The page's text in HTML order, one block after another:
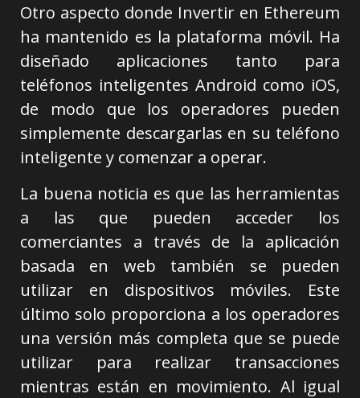
Otro aspecto donde Invertir en Ethereum
ha mantenido es la plataforma móvil. Ha
diseñado aplicaciones tanto para
teléfonos inteligentes Android como iOS,
de modo que los operadores pueden
simplemente descargarlas en su teléfono
inteligente y comenzar a operar.
La buena noticia es que las herramientas
a las que pueden acceder los
comerciantes a través de la aplicación
basada en web también se pueden
utilizar en dispositivos móviles. Este
último solo proporciona a los operadores
una versión más completa que se puede
utilizar para realizar transacciones
mientras están en movimiento. Al igual